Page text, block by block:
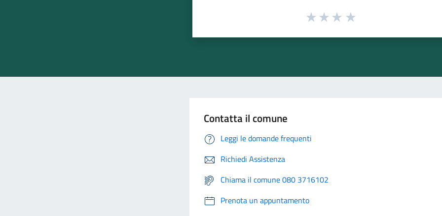
Contatta il comune
Leggi le domande frequenti
Richiedi Assistenza
Chiama il comune 080 3716102
Prenota un appuntamento